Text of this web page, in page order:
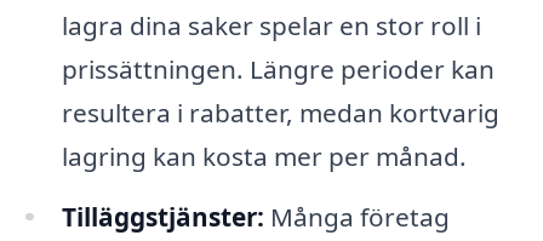
lagra dina saker spelar en stor roll i
prissättningen. Längre perioder kan
resultera i rabatter, medan kortvarig
lagring kan kosta mer per månad.
Tilläggstjänster: Många företag